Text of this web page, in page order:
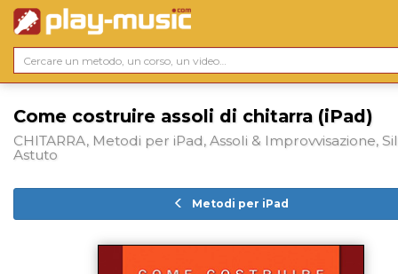
Come costruire assoli di chitarra (iPad)
CHITARRA, Metodi per iPad, Assoli & Improvvisazione,
Astuto
Metodi per iPad